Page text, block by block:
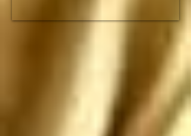
fracción de lo que duró
el imperio romano
ataquen, pero si nos
atacan los saludo